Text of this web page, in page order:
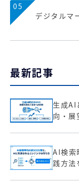
05
デジタルマ
最新記事
生成AI
向・展
AI検索
践方法